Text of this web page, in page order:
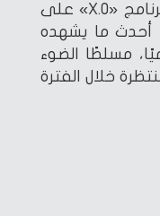
واستعرض شريف جويفل عبر برنامج «X.O» على
أحدث ما يشهده
مسلطًا الضوء
خلال الفترة